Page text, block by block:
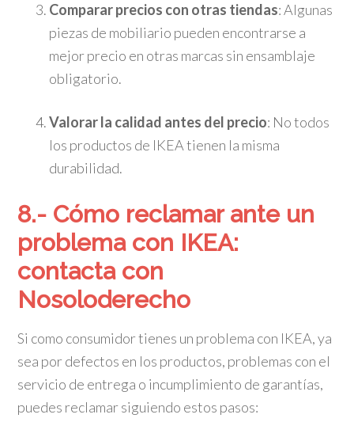
Comparar precios con otras tiendas: Algunas
piezas de mobiliario pueden encontrarse a
mejor precio en otras marcas sin ensamblaje
obligatorio.
Valorar la calidad antes del precio: No todos
los productos de IKEA tienen la misma
durabilidad.
8.- Cómo reclamar ante un
problema con IKEA:
contacta con
Nosoloderecho
Si como consumidor tienes un problema con IKEA, ya
sea por defectos en los productos, problemas con el
servicio de entrega o incumplimiento de garantías,
puedes reclamar siguiendo estos pasos: